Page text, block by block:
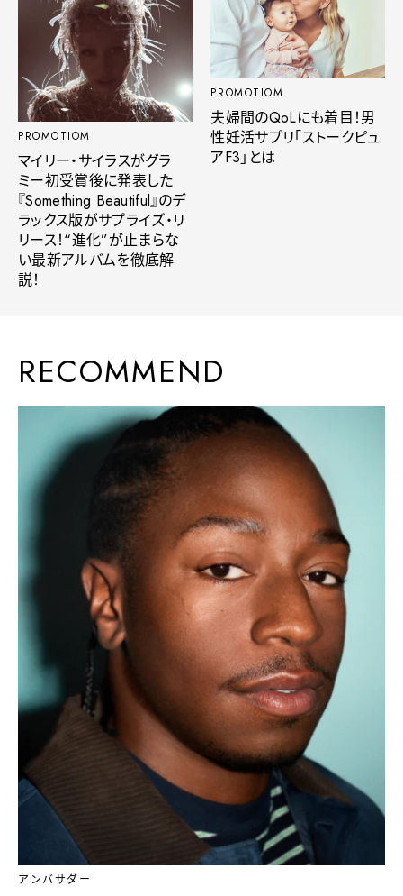
PROMOTIOM
マイリー・サイラスがグラ
ミー初受賞後に発表した
『Something Beautiful』のデ
ラックス版がサプライズ・リ
リース！“進化”が止まらな
い最新アルバムを徹底解
説！
PROMOTIOM
夫婦間のQoLにも着目！男
性妊活サプリ「ストークピュ
アF3」とは
RECOMMEND
アンバサダー